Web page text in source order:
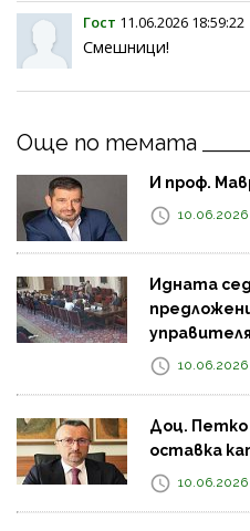
Гост 11.06.2026 18:59:22
Смешници!
Още по темата
И проф.
10.06.2026
Идната
10.06.2026
Доц. Петко
оставка
10.06.2026